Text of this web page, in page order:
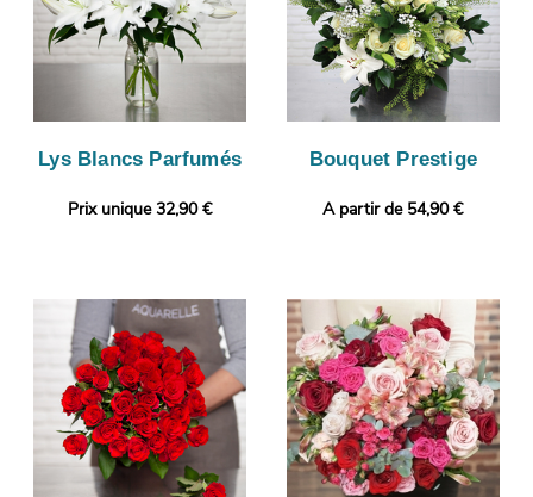
Lys Blancs Parfumés
Prix unique 32,90 €
Bouquet Prestige
A partir de 54,90 €